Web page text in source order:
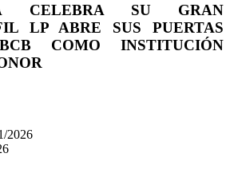
CELEBRA SU GRAN
LP ABRE SUS PUERTAS
COMO INSTITUCIÓN
2026